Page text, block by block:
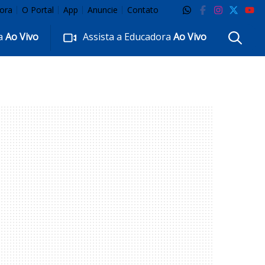
O Portal App Anuncie Contato
Ao Vivo Assista a EducadoraAo Vivo